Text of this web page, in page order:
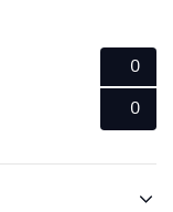
0
0